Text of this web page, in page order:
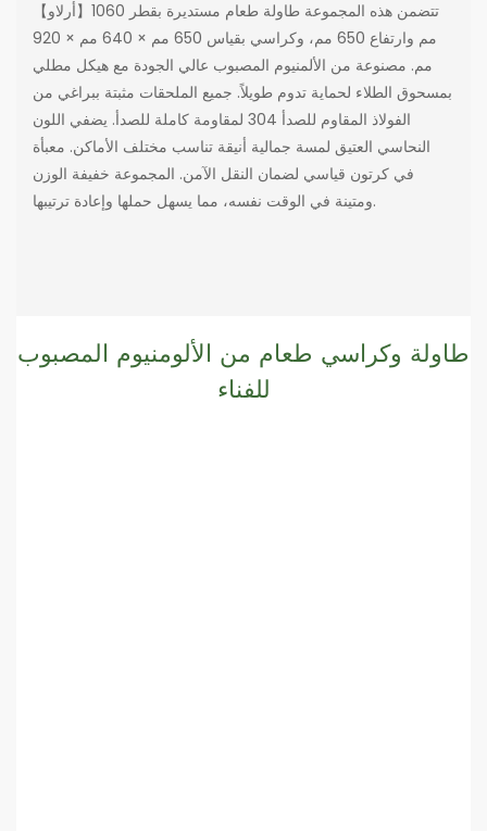
【أرلاو】تتضمن هذه المجموعة طاولة طعام مستديرة بقطر 1060
مم وارتفاع 650 مم، وكراسي بقياس 650 مم × 640 مم × 920
مم. مصنوعة من الألمنيوم المصبوب عالي الجودة مع هيكل مطلي
بمسحوق الطلاء لحماية تدوم طويلاً. جميع الملحقات مثبتة ببراغي من
الفولاذ المقاوم للصدأ 304 لمقاومة كاملة للصدأ. يضفي اللون
النحاسي العتيق لمسة جمالية أنيقة تناسب مختلف الأماكن. معبأة
في كرتون قياسي لضمان النقل الآمن. المجموعة خفيفة الوزن
ومتينة في الوقت نفسه، مما يسهل حملها وإعادة ترتيبها.
طاولة وكراسي طعام من الألومنيوم المصبوب
للفناء